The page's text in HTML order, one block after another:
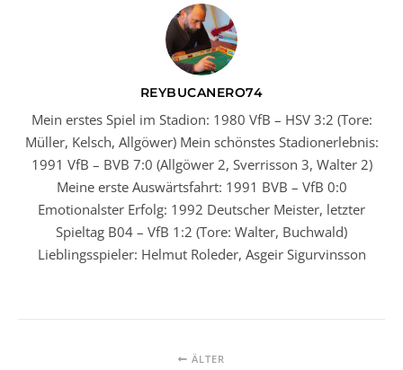
REYBUCANERO74
Mein erstes Spiel im Stadion: 1980 VfB – HSV 3:2 (Tore:
Müller, Kelsch, Allgöwer) Mein schönstes Stadionerlebnis:
1991 VfB – BVB 7:0 (Allgöwer 2, Sverrisson 3, Walter 2)
Meine erste Auswärtsfahrt: 1991 BVB – VfB 0:0
Emotionalster Erfolg: 1992 Deutscher Meister, letzter
Spieltag B04 – VfB 1:2 (Tore: Walter, Buchwald)
Lieblingsspieler: Helmut Roleder, Asgeir Sigurvinsson
ÄLTER